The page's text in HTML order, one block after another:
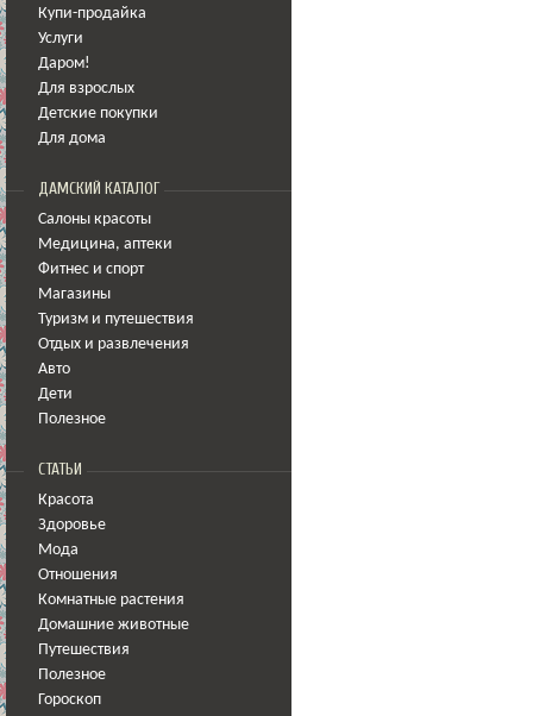
Купи-продайка
Услуги
Даром!
Для взрослых
Детские покупки
Для дома
ДАМСКИЙ КАТАЛОГ
Салоны красоты
Медицина, аптеки
Фитнес и спорт
Магазины
Туризм и путешествия
Отдых и развлечения
Авто
Дети
Полезное
СТАТЬИ
Красота
Здоровье
Мода
Отношения
Комнатные растения
Домашние животные
Путешествия
Полезное
Гороскоп